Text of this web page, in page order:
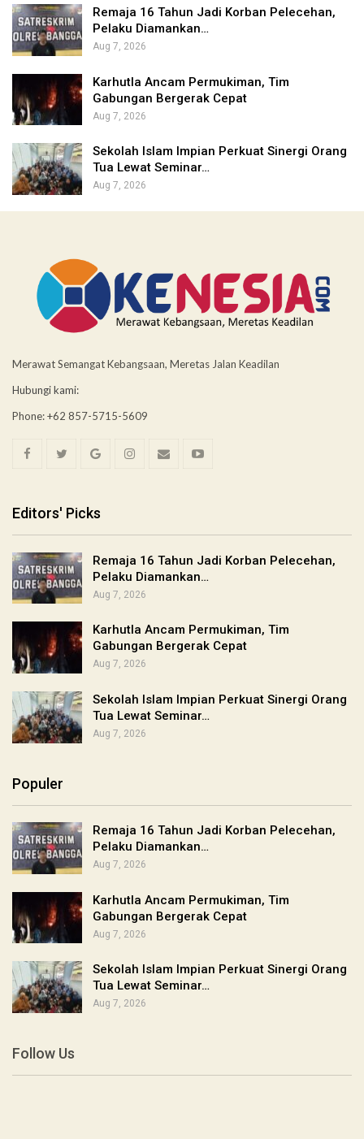
Remaja 16 Tahun Jadi Korban Pelecehan,
Pelaku Diamankan…
Aug 7, 2026
Karhutla Ancam Permukiman, Tim
Gabungan Bergerak Cepat
Aug 7, 2026
Sekolah Islam Impian Perkuat Sinergi Orang
Tua Lewat Seminar…
Aug 7, 2026
Merawat Semangat Kebangsaan, Meretas Jalan Keadilan
Hubungi kami:
Phone: +62 857-5715-5609
Editors' Picks
Remaja 16 Tahun Jadi Korban Pelecehan,
Pelaku Diamankan…
Aug 7, 2026
Karhutla Ancam Permukiman, Tim
Gabungan Bergerak Cepat
Aug 7, 2026
Sekolah Islam Impian Perkuat Sinergi Orang
Tua Lewat Seminar…
Aug 7, 2026
Populer
Remaja 16 Tahun Jadi Korban Pelecehan,
Pelaku Diamankan…
Aug 7, 2026
Karhutla Ancam Permukiman, Tim
Gabungan Bergerak Cepat
Aug 7, 2026
Sekolah Islam Impian Perkuat Sinergi Orang
Tua Lewat Seminar…
Aug 7, 2026
Follow Us